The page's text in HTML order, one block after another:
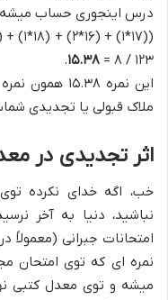
درس اینجوری حساب
۱۲۳ / ۸ =
۱۵.۳۸.
این نمره
ملاک قبولی یا تجدیدی
اثر تجدیدی در
خب، اگه خدای نکرده
نباشید، دنیا به آخر
امتحانات جبرانی (معمولاً
نمره ای که توی امتحان
میشه و توی معدل کتبی